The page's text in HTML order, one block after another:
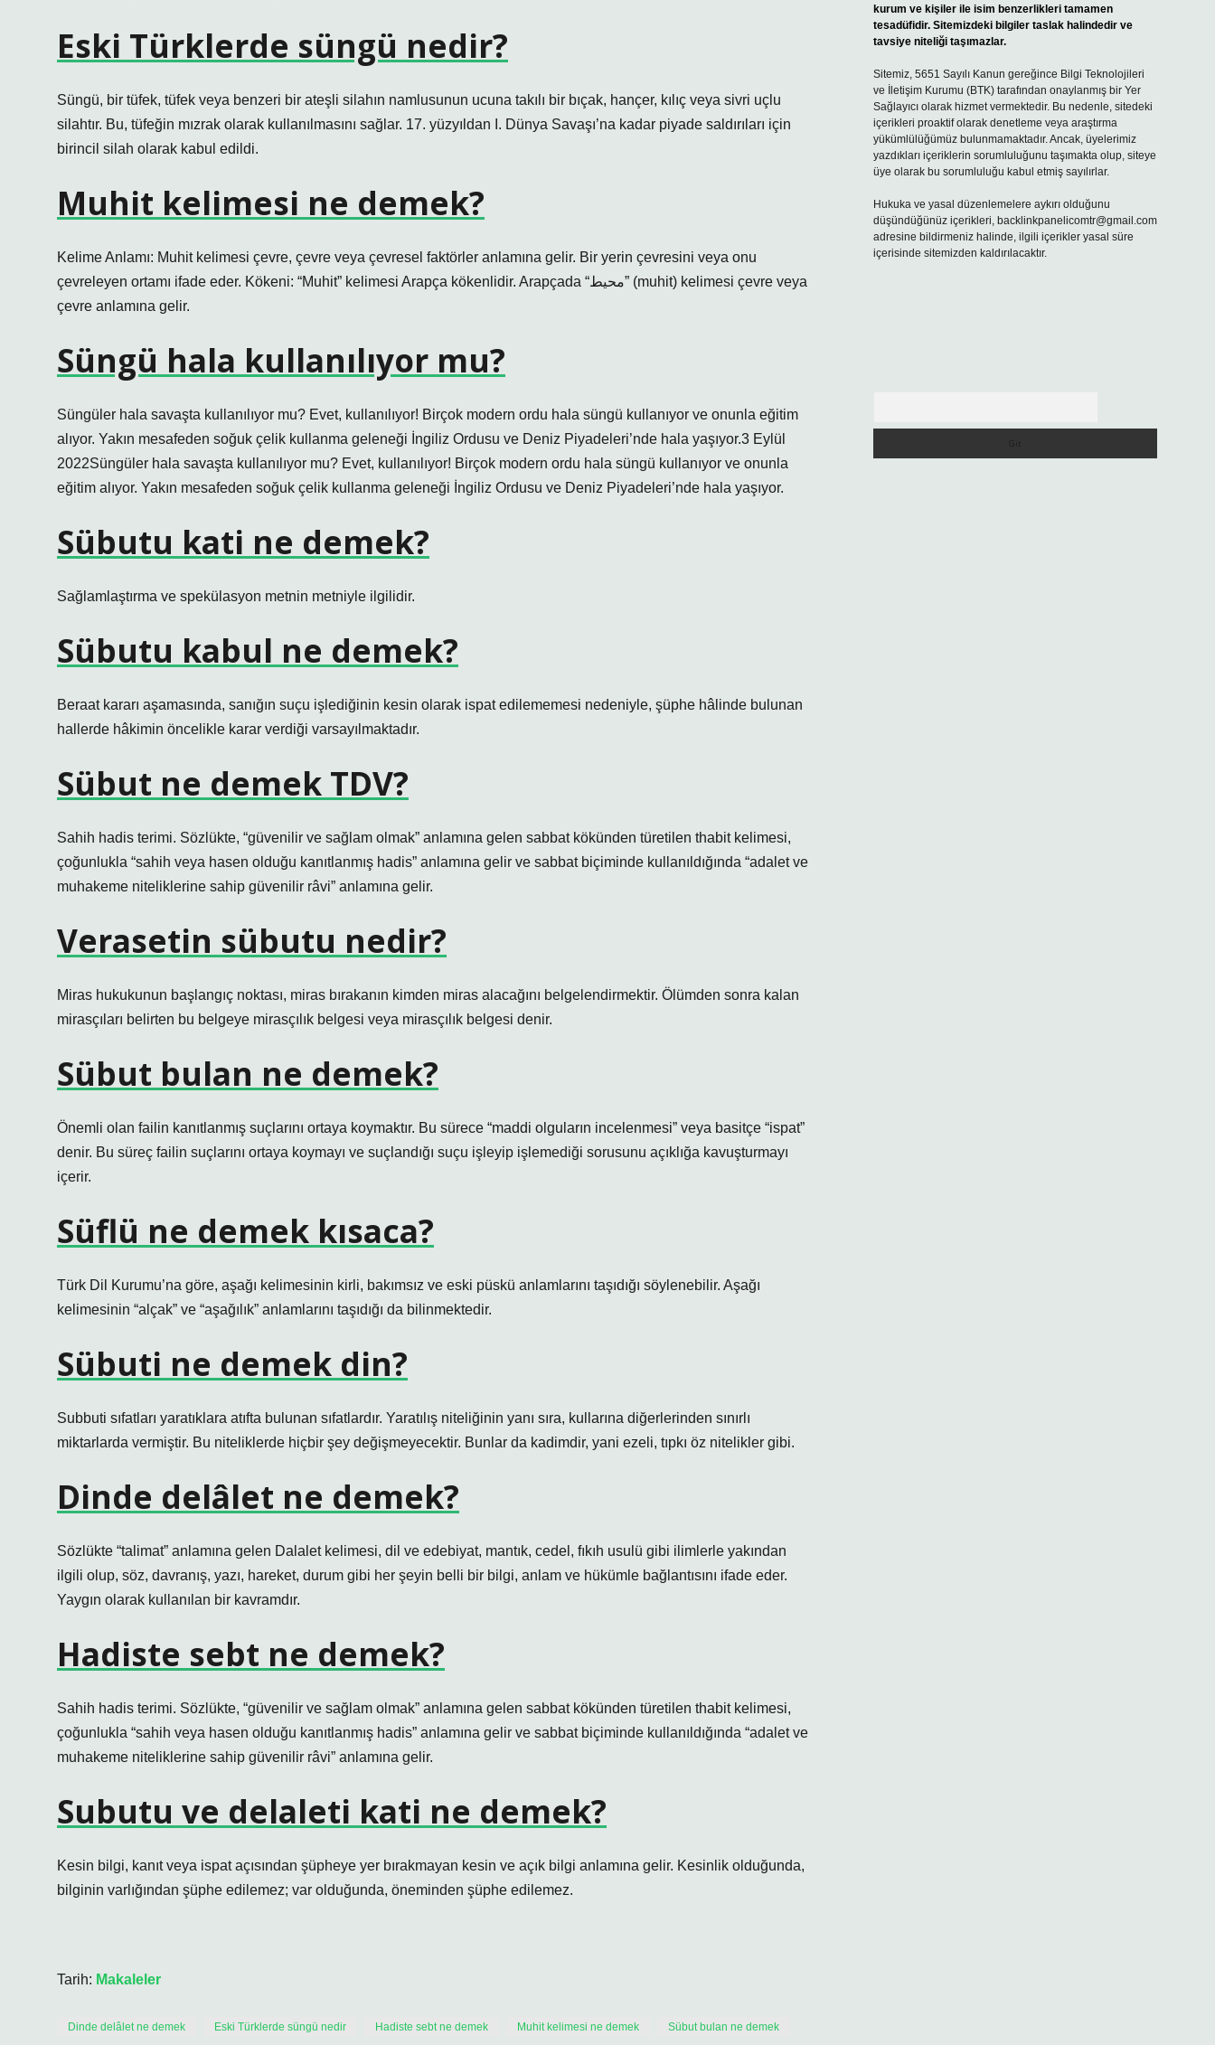
Eski Türklerde süngü nedir?
Süngü, bir tüfek, tüfek veya benzeri bir ateşli silahın namlusunun ucuna takılı bir bıçak, hançer, kılıç veya sivri uçlu
silahtır. Bu, tüfeğin mızrak olarak kullanılmasını sağlar. 17. yüzyıldan I. Dünya Savaşı’na kadar piyade saldırıları için
birincil silah olarak kabul edildi.
Muhit kelimesi ne demek?
Kelime Anlamı: Muhit kelimesi çevre, çevre veya çevresel faktörler anlamına gelir. Bir yerin çevresini veya onu
çevreleyen ortamı ifade eder. Kökeni: “Muhit” kelimesi Arapça kökenlidir. Arapçada “محيط” (muhit) kelimesi çevre veya
çevre anlamına gelir.
Süngü hala kullanılıyor mu?
Süngüler hala savaşta kullanılıyor mu? Evet, kullanılıyor! Birçok modern ordu hala süngü kullanıyor ve onunla eğitim
alıyor. Yakın mesafeden soğuk çelik kullanma geleneği İngiliz Ordusu ve Deniz Piyadeleri’nde hala yaşıyor.3 Eylül
2022Süngüler hala savaşta kullanılıyor mu? Evet, kullanılıyor! Birçok modern ordu hala süngü kullanıyor ve onunla
eğitim alıyor. Yakın mesafeden soğuk çelik kullanma geleneği İngiliz Ordusu ve Deniz Piyadeleri’nde hala yaşıyor.
Sübutu kati ne demek?
Sağlamlaştırma ve spekülasyon metnin metniyle ilgilidir.
Sübutu kabul ne demek?
Beraat kararı aşamasında, sanığın suçu işlediğinin kesin olarak ispat edilememesi nedeniyle, şüphe hâlinde bulunan
hallerde hâkimin öncelikle karar verdiği varsayılmaktadır.
Sübut ne demek TDV?
Sahih hadis terimi. Sözlükte, “güvenilir ve sağlam olmak” anlamına gelen sabbat kökünden türetilen thabit kelimesi,
çoğunlukla “sahih veya hasen olduğu kanıtlanmış hadis” anlamına gelir ve sabbat biçiminde kullanıldığında “adalet ve
muhakeme niteliklerine sahip güvenilir râvi” anlamına gelir.
Verasetin sübutu nedir?
Miras hukukunun başlangıç ​​noktası, miras bırakanın kimden miras alacağını belgelendirmektir. Ölümden sonra kalan
mirasçıları belirten bu belgeye mirasçılık belgesi veya mirasçılık belgesi denir.
Sübut bulan ne demek?
Önemli olan failin kanıtlanmış suçlarını ortaya koymaktır. Bu sürece “maddi olguların incelenmesi” veya basitçe “ispat”
denir. Bu süreç failin suçlarını ortaya koymayı ve suçlandığı suçu işleyip işlemediği sorusunu açıklığa kavuşturmayı
içerir.
Süflü ne demek kısaca?
Türk Dil Kurumu’na göre, aşağı kelimesinin kirli, bakımsız ve eski püskü anlamlarını taşıdığı söylenebilir. Aşağı
kelimesinin “alçak” ve “aşağılık” anlamlarını taşıdığı da bilinmektedir.
Sübuti ne demek din?
Subbuti sıfatları yaratıklara atıfta bulunan sıfatlardır. Yaratılış niteliğinin yanı sıra, kullarına diğerlerinden sınırlı
miktarlarda vermiştir. Bu niteliklerde hiçbir şey değişmeyecektir. Bunlar da kadimdir, yani ezeli, tıpkı öz nitelikler gibi.
Dinde delâlet ne demek?
Sözlükte “talimat” anlamına gelen Dalalet kelimesi, dil ve edebiyat, mantık, cedel, fıkıh usulü gibi ilimlerle yakından
ilgili olup, söz, davranış, yazı, hareket, durum gibi her şeyin belli bir bilgi, anlam ve hükümle bağlantısını ifade eder.
Yaygın olarak kullanılan bir kavramdır.
Hadiste sebt ne demek?
Sahih hadis terimi. Sözlükte, “güvenilir ve sağlam olmak” anlamına gelen sabbat kökünden türetilen thabit kelimesi,
çoğunlukla “sahih veya hasen olduğu kanıtlanmış hadis” anlamına gelir ve sabbat biçiminde kullanıldığında “adalet ve
muhakeme niteliklerine sahip güvenilir râvi” anlamına gelir.
Subutu ve delaleti kati ne demek?
Kesin bilgi, kanıt veya ispat açısından şüpheye yer bırakmayan kesin ve açık bilgi anlamına gelir. Kesinlik olduğunda,
bilginin varlığından şüphe edilemez; var olduğunda, öneminden şüphe edilemez.
Tarih: Makaleler
Dinde delâlet ne demek Eski Türklerde süngü nedir Hadiste sebt ne demek Muhit kelimesi ne demek Sübut bulan ne demek
kurum ve kişiler ile isim benzerlikleri tamamen
tesadüfidir. Sitemizdeki bilgiler taslak halindedir ve
tavsiye niteliği taşımazlar.
Sitemiz, 5651 Sayılı Kanun gereğince Bilgi Teknolojileri
ve İletişim Kurumu (BTK) tarafından onaylanmış bir Yer
Sağlayıcı olarak hizmet vermektedir. Bu nedenle, sitedeki
içerikleri proaktif olarak denetleme veya araştırma
yükümlülüğümüz bulunmamaktadır. Ancak, üyelerimiz
yazdıkları içeriklerin sorumluluğunu taşımakta olup, siteye
üye olarak bu sorumluluğu kabul etmiş sayılırlar.
Hukuka ve yasal düzenlemelere aykırı olduğunu
düşündüğünüz içerikleri, backlinkpanelicomtr@gmail.com
adresine bildirmeniz halinde, ilgili içerikler yasal süre
içerisinde sitemizden kaldırılacaktır.